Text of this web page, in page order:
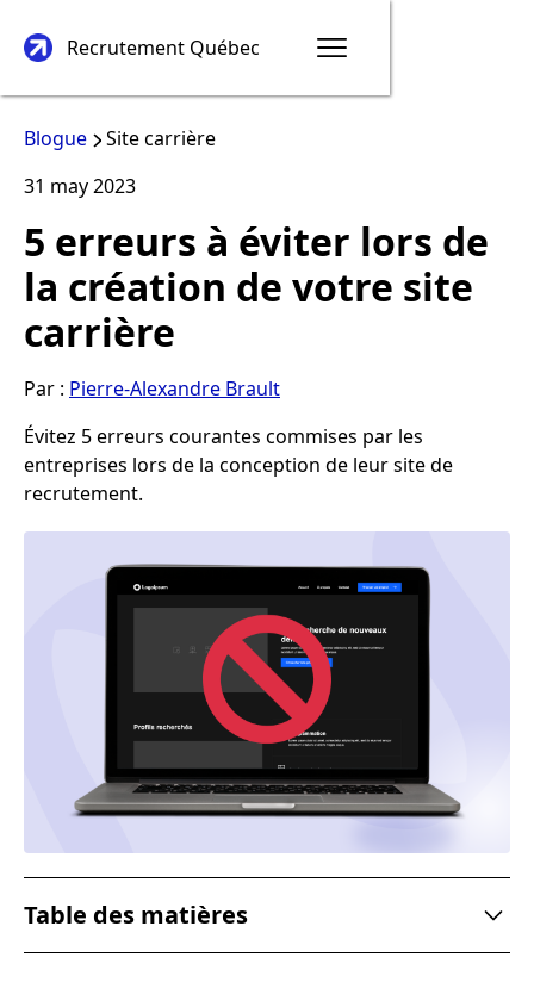
Recrutement Québec
Blogue
Site carrière
31 may2023
5 erreurs à éviter lors de
la création de votre site
carrière
Par : Pierre-Alexandre Brault
Évitez 5 erreurs courantes commises par les
entreprises lors de la conception de leur site de
recrutement.
Table des matières